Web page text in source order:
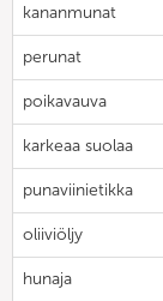
kananmunat
perunat
poikavauva
karkeaa suolaa
punaviinietikka
oliiviöljy
hunaja